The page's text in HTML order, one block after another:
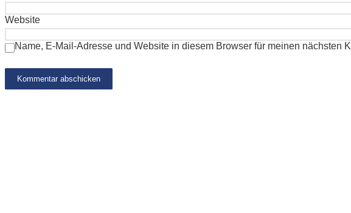
Website
Name, E-Mail-Adresse und Website in diesem Browser für meinen nächsten